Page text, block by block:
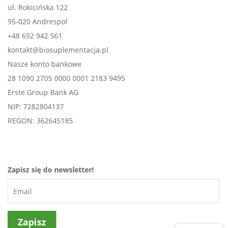
ul. Rokicińska 122
95-020 Andrespol
+48 692 942 561
kontakt@biosuplementacja.pl
Nasze konto bankowe
28 1090 2705 0000 0001 2183 9495
Erste Group Bank AG
NIP: 7282804137
REGON: 362645185
Zapisz się do newsletter!